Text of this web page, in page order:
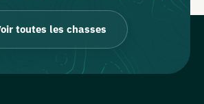
toutes les chasses